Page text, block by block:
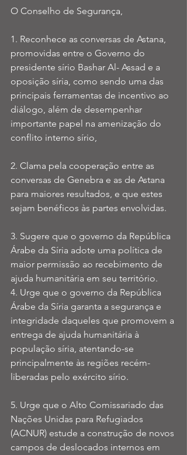
O Conselho de Segurança,
1. Reconhece as conversas de Astana,
promovidas entre o Governo do
presidente sírio Bashar Al- Assad e a
oposição síria, como sendo uma das
principais ferramentas de incentivo ao
diálogo, além de desempenhar
importante papel na amenização do
conflito interno sírio,
2. Clama pela cooperação entre as
conversas de Genebra e as de Astana
para maiores resultados, e que estes
sejam benéficos às partes envolvidas.
3. Sugere que o governo da República
Árabe da Síria adote uma política de
maior permissão ao recebimento de
ajuda humanitária em seu território.
4. Urge que o governo da República
Árabe da Síria garanta a segurança e
integridade daqueles que promovem a
entrega de ajuda humanitária à
população síria, atentando-se
principalmente às regiões recém-
liberadas pelo exército sírio.
5. Urge que o Alto Comissariado das
Nações Unidas para Refugiados
(ACNUR) estude a construção de novos
campos de deslocados internos em